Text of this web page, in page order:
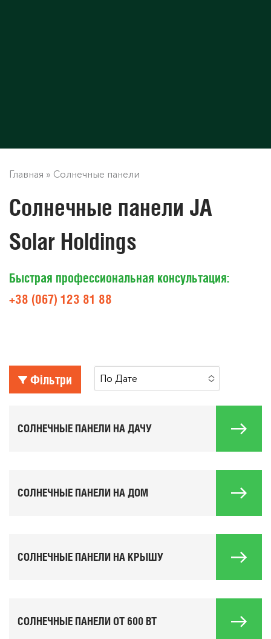
Главная » Солнечные панели
Солнечные панели JA
Solar Holdings
Быстрая профессиональная консультация:
+38 (067) 123 81 88
По Дате
Фільтри
СОЛНЕЧНЫЕ ПАНЕЛИ НА ДАЧУ
СОЛНЕЧНЫЕ ПАНЕЛИ НА ДОМ
СОЛНЕЧНЫЕ ПАНЕЛИ НА КРЫШУ
СОЛНЕЧНЫЕ ПАНЕЛИ ОТ 600 ВТ